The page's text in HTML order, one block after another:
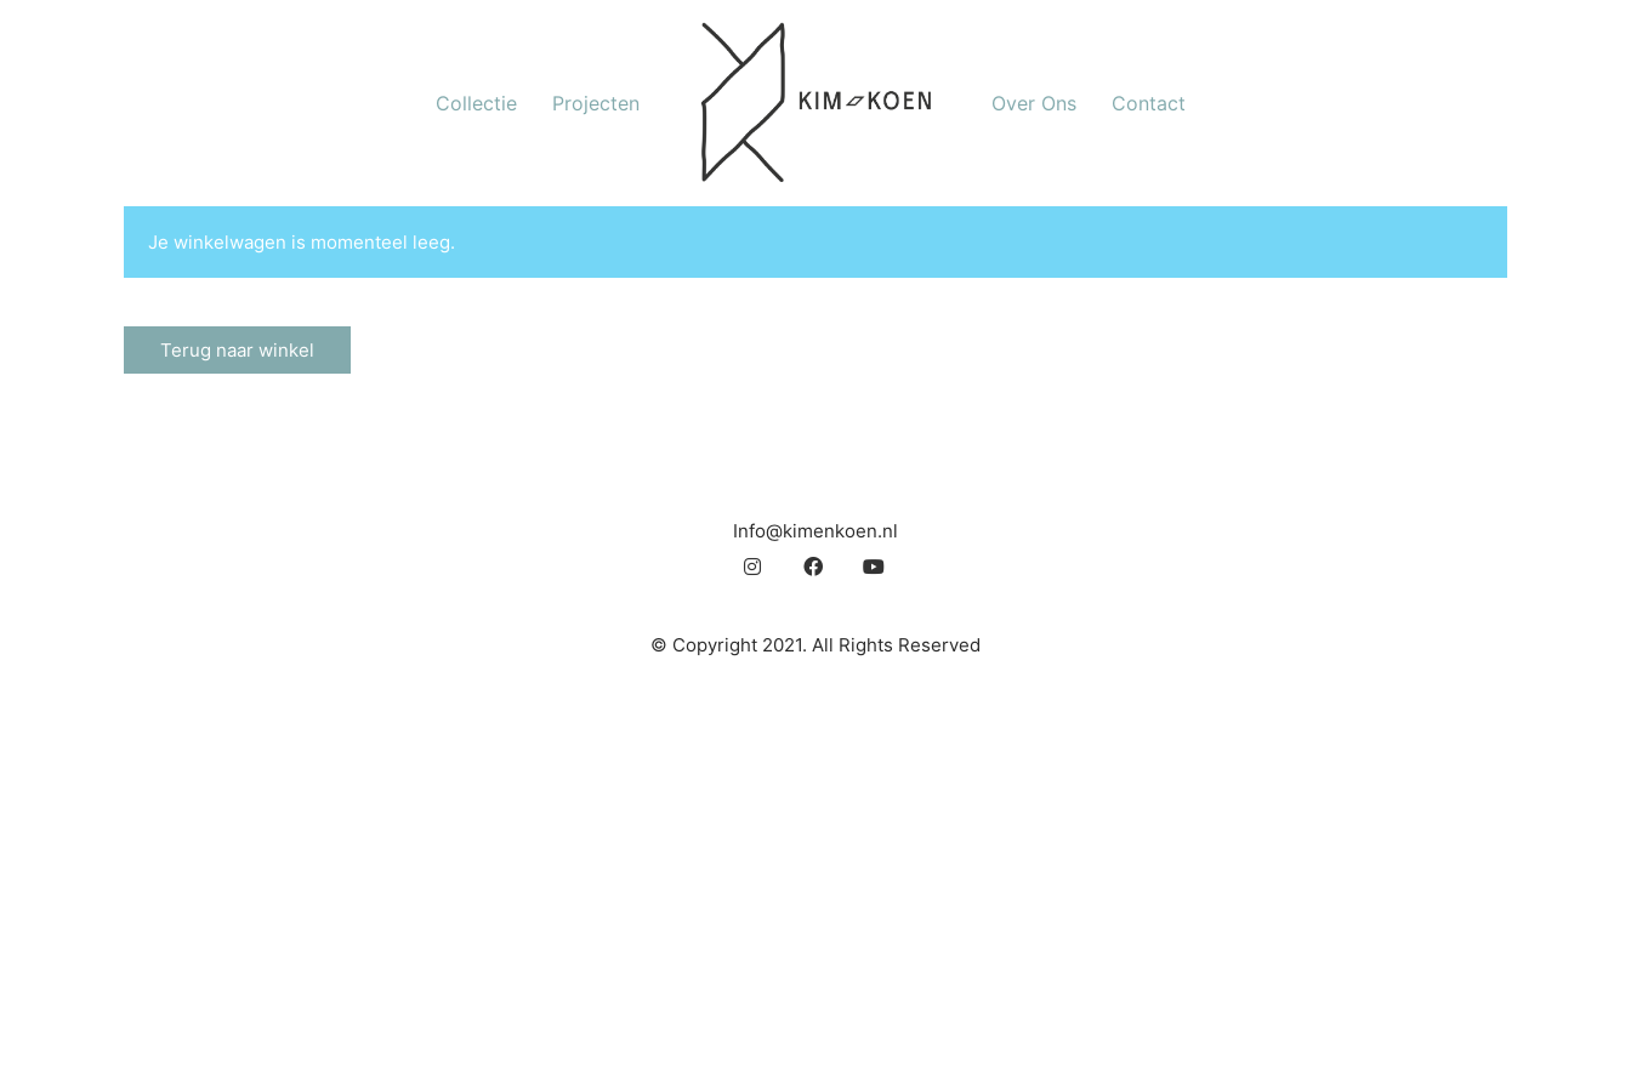
Collectie Projecten Over Ons Contact
Je winkelwagen is momenteel leeg.
Terug naar winkel
Info@kimenkoen.nl
© Copyright 2021. All Rights Reserved